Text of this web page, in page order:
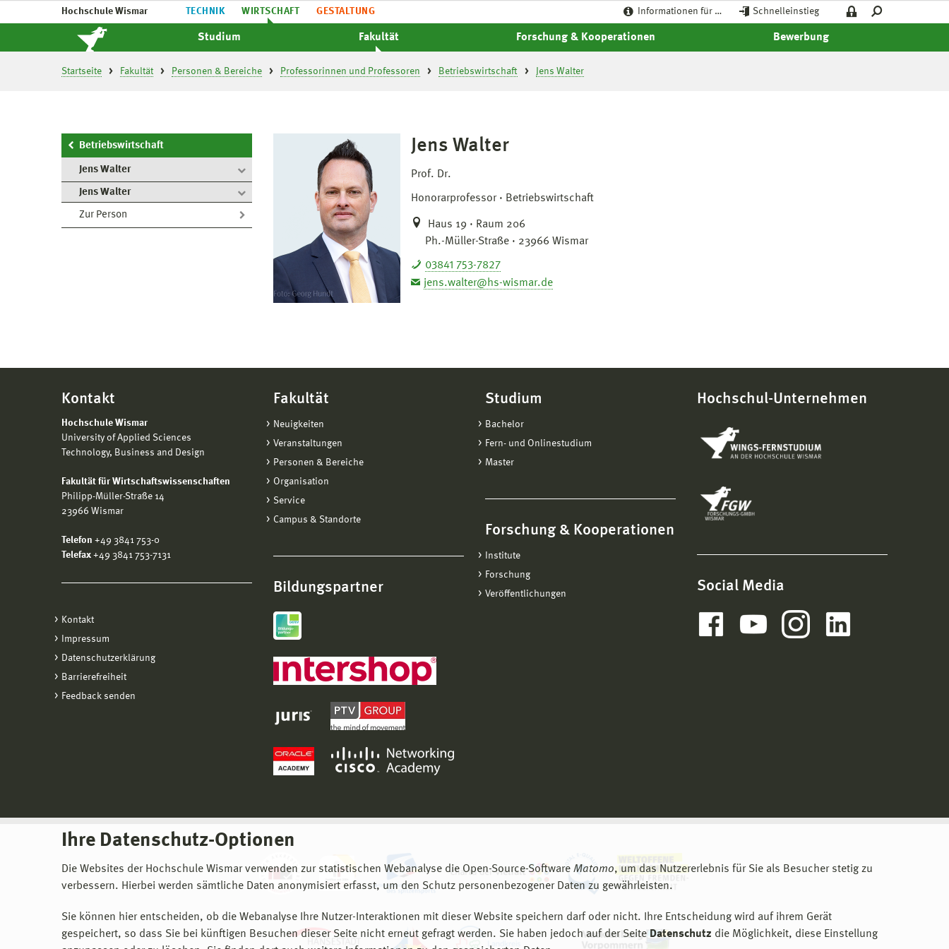
Hochschule Wismar TECHNIK WIRTSCHAFT GESTALTUNG Informationen für … Schnelleinstieg
Studium Fakultät Forschung & Kooperationen Bewerbung
Startseite Fakultät Personen & Bereiche Professorinnen und Professoren Betriebswirtschaft Jens Walter
Betriebswirtschaft
Jens Walter
Jens Walter
Zur Person
Ihre Datenschutz-Optionen
Die Websites der Hochschule Wismar verwenden zur statistischen Webanalyse die Open-Source-Software Matomo, um das Nutzererlebnis für Sie als Besucher stetig zu
verbessern. Hierbei werden sämtliche Daten anonymisiert erfasst, um den Schutz personenbezogener Daten zu gewährleisten.
Sie können hier entscheiden, ob die Webanalyse Ihre Nutzer-Interaktionen mit dieser Website speichern darf oder nicht. Ihre Entscheidung wird auf ihrem Gerät
gespeichert, so dass Sie bei künftigen Besuchen dieser Seite nicht erneut gefragt werden. Sie haben jedoch auf der Seite Datenschutz die Möglichkeit, diese Einstellung
Jens Walter
Prof. Dr.
Honorarprofessor Betriebswirtschaft
Haus 19 · Raum 206
Ph.-Müller-Straße · 23966 Wismar
03841 753-7827
jens.walter@hs-wismar.de
Kontakt
Hochschule Wismar
University of Applied Sciences
Technology, Business and Design
Fakultät für Wirtschaftswissenschaften
Philipp-Müller-Straße 14
23966 Wismar
Telefon +49 3841 753-0
Telefax +49 3841 753-7131
Kontakt
Impressum
Datenschutzerklärung
Barrierefreiheit
Feedback senden
Fakultät
Neuigkeiten
Veranstaltungen
Personen & Bereiche
Organisation
Service
Campus & Standorte
Bildungspartner
Studium
Bachelor
Fern- und Onlinestudium
Master
Forschung & Kooperationen
Institute
Forschung
Veröffentlichungen
Hochschul-Unternehmen
Social Media